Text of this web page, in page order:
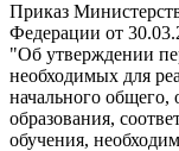
Приказ
Федерации от
"Об утверждении
необходимых для
начального общего,
образования,
обучения,